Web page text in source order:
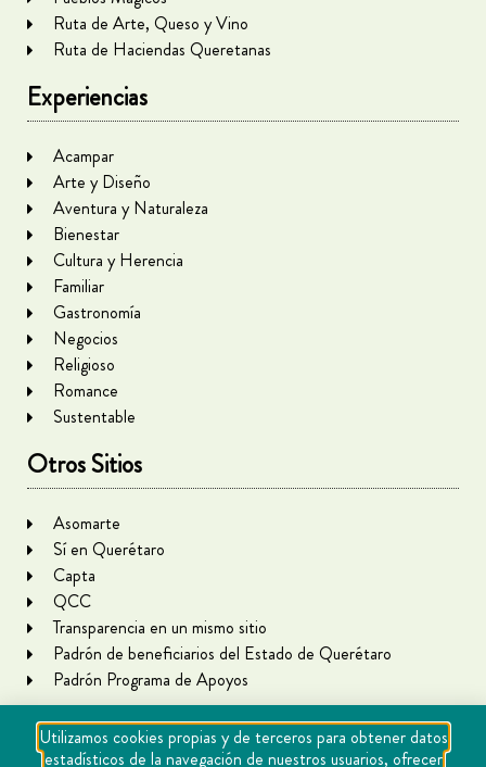
Ruta de Arte, Queso y Vino
Ruta de Haciendas Queretanas
Experiencias
Acampar
Arte y Diseño
Aventura y Naturaleza
Bienestar
Cultura y Herencia
Familiar
Gastronomía
Negocios
Religioso
Romance
Sustentable
Otros Sitios
Asomarte
Sí en Querétaro
Capta
QCC
Transparencia en un mismo sitio
Padrón de beneficiarios del Estado de Querétaro
Padrón Programa de Apoyos
Utilizamos cookies propias y de terceros para obtener datos
estadísticos de la navegación de nuestros usuarios, ofrecer